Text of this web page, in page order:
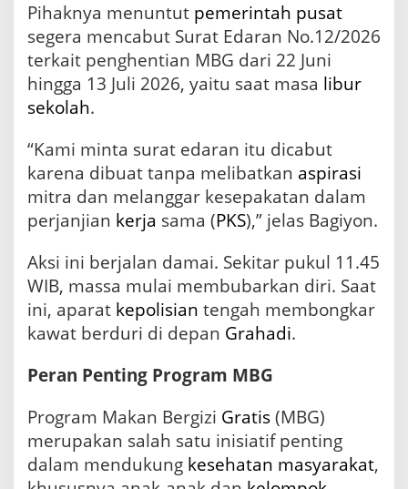
Pihaknya menuntut pemerintah pusat
segera mencabut Surat Edaran No.12/2026
terkait penghentian MBG dari 22 Juni
hingga 13 Juli 2026, yaitu saat masa libur
sekolah.
“Kami minta surat edaran itu dicabut
karena dibuat tanpa melibatkan aspirasi
mitra dan melanggar kesepakatan dalam
perjanjian kerja sama (PKS),” jelas Bagiyon.
Aksi ini berjalan damai. Sekitar pukul 11.45
WIB, massa mulai membubarkan diri. Saat
ini, aparat kepolisian tengah membongkar
kawat berduri di depan Grahadi.
Peran Penting Program MBG
Program Makan Bergizi Gratis(MBG)
merupakan salah satu inisiatif penting
dalam mendukung kesehatan masyarakat,